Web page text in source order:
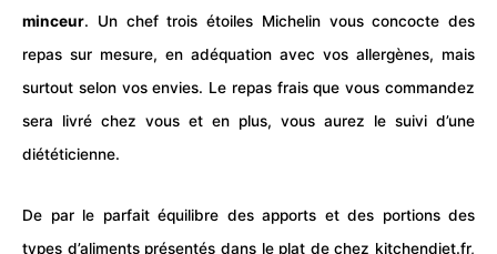
minceur. Un chef trois étoiles Michelin vous concocte des
repas sur mesure, en adéquation avec vos allergènes, mais
surtout selon vos envies. Le repas frais que vous commandez
sera livré chez vous et en plus, vous aurez le suivi d’une
diététicienne.
De par le parfait équilibre des apports et des portions des
types d’aliments présentés dans le plat de chez kitchendiet.fr,